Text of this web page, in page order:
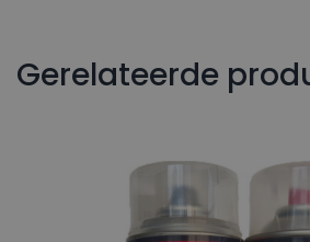
Gerelateerde